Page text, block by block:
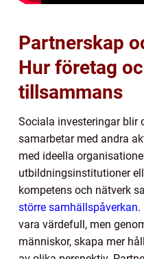
Partnerskap
Hur företag
tillsammans
Sociala investeringar blir
samarbetar med andra
med ideella
utbildningsinstitutioner
kompetens och nätverk
större samhällspåverkan.
vara värdefull, men
människor, skapa mer